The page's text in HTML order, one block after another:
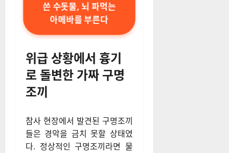
쓴 수돗물, 뇌 파먹는
아메바를 부른다
위급 상황에서 흉기
로 돌변한 가짜 구명
조끼
참사 현장에서 발견된 구명조끼
들은 경악을 금치 못할 상태였
다. 정상적인 구명조끼라면 물